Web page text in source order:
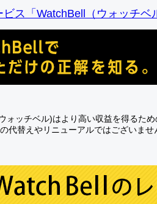
ビス「WatchBell（ウォッチベ
ォッチベル)はより高い収益を得るた
代替えやリニューアルではございませ